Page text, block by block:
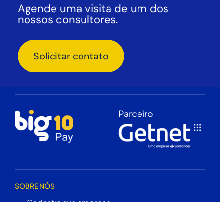
Agende uma visita de um dos
nossos consultores.
Solicitar contato
Parceiro
SOBRE NÓS